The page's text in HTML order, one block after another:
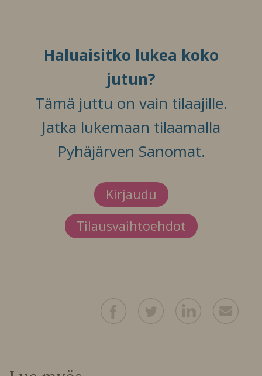
Haluaisitko lukea koko
jutun?
Tämä juttu on vain tilaajille.
Jatka lukemaan tilaamalla
Pyhäjärven Sanomat.
Kirjaudu
Tilausvaihtoehdot